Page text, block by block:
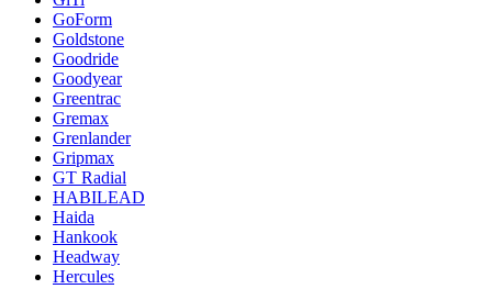
GoForm
Goldstone
Goodride
Goodyear
Greentrac
Gremax
Grenlander
Gripmax
GT Radial
HABILEAD
Haida
Hankook
Headway
Hercules